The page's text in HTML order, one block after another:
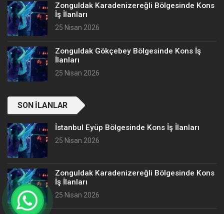
Zonguldak Karadenizereğli Bölgesinde Kons
İş İlanları
25 Nisan 2026
Zonguldak Gökçebey Bölgesinde Kons İş
İlanları
25 Nisan 2026
SON İLANLAR
İstanbul Eyüp Bölgesinde Kons İş İlanları
25 Nisan 2026
Zonguldak Karadenizereğli Bölgesinde Kons
İş İlanları
25 Nisan 2026